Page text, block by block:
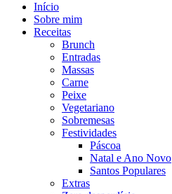
Início
Sobre mim
Receitas
Brunch
Entradas
Massas
Carne
Peixe
Vegetariano
Sobremesas
Festividades
Páscoa
Natal e Ano Novo
Santos Populares
Extras